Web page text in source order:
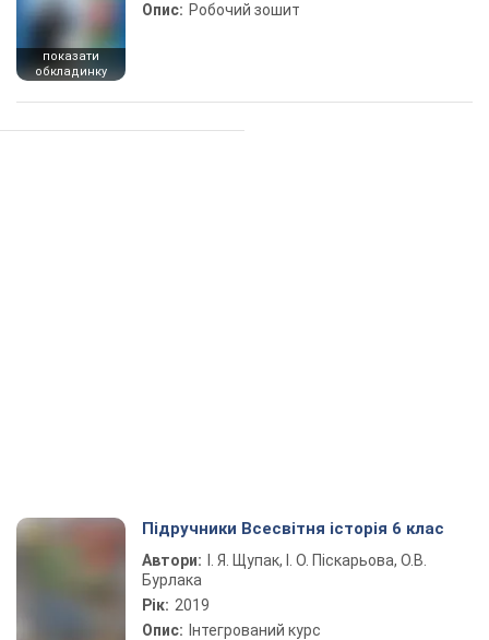
показати
обкладинку
Опис: Робочий зошит
Підручники Всесвітня історія 6 клас
Автори:
І. Я. Щупак, І. О. Піскарьова, О.В.
Бурлака
Рік: 2019
Опис: Інтегрований курс